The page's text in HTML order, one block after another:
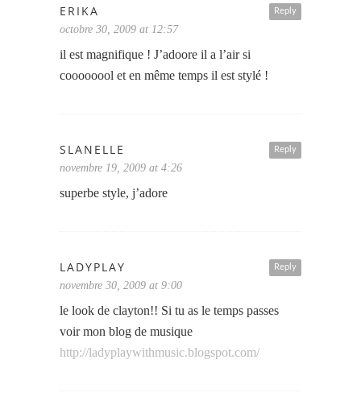
Reply
ERIKA
octobre 30, 2009 at 12:57
il est magnifique ! J’adoore il a l’air si
coooooool et en même temps il est stylé !
Reply
SLANELLE
novembre 19, 2009 at 4:26
superbe style, j’adore
Reply
LADYPLAY
novembre 30, 2009 at 9:00
le look de clayton!! Si tu as le temps passes
voir mon blog de musique
http://ladyplaywithmusic.blogspot.com/